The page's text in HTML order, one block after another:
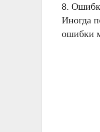
8.
Иногда
ошибки